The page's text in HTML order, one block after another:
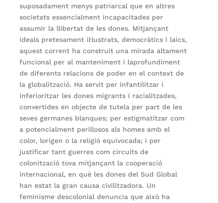
suposadament menys patriarcal que en altres
societats essencialment incapacitades per
assumir la llibertat de les dones. Mitjançant
ideals pretesament il·lustrats, democràtics i laics,
aquest corrent ha construit una mirada altament
funcional per al manteniment i laprofundiment
de diferents relacions de poder en el context de
la globalització. Ha servit per infantilitzar i
inferioritzar les dones migrants i racialitzades,
convertides en objecte de tutela per part de les
seves germanes blanques; per estigmatitzar com
a potencialment perillosos als homes amb el
color, lorigen o la religió equivocada; i per
justificar tant guerres com circuits de
colonització tova mitjançant la cooperació
internacional, en què les dones del Sud Global
han estat la gran causa civilitzadora. Un
feminisme descolonial denuncia que això ha